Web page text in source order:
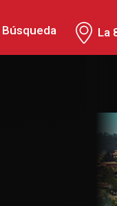
Búsqueda La